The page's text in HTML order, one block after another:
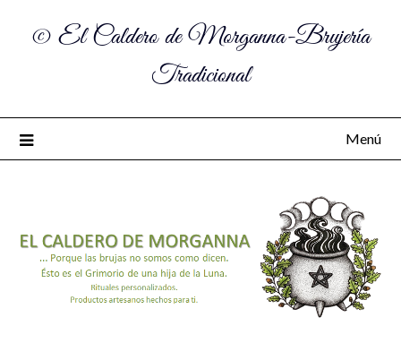
© El Caldero de Morganna-Brujería
Tradicional
Menú